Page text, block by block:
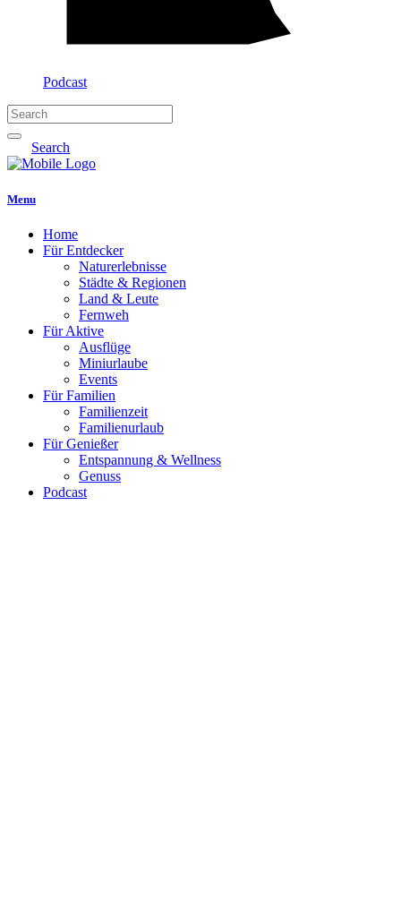
Podcast
Search
Menu
Home
Für Entdecker
Naturerlebnisse
Städte & Regionen
Land & Leute
Fernweh
Für Aktive
Ausflüge
Miniurlaube
Events
Für Familien
Familienzeit
Familienurlaub
Für Genießer
Entspannung & Wellness
Genuss
Podcast